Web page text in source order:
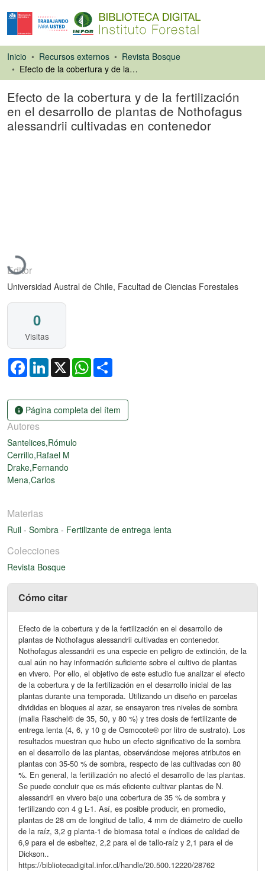
Inicio Recursos externos
Revista Bosque
Efecto de la cobertura y de la fertilización en el desarrollo de plantas de Nothofagus alessandrii cultivadas en contenedor
Efecto de la cobertura y de la fertilización
en el desarrollo de plantas de Nothofagus
alessandrii cultivadas en contenedor
Cargando...
Editor
Universidad Austral de Chile, Facultad de Ciencias Forestales
0
Visitas
FacebookLinkedIn
X WhatsApp
Página completa del ítem
Autores
Santelices,Rómulo
Cerrillo,Rafael M
Drake,Fernando
Mena,Carlos
Materias
Ruil - Sombra - Fertilizante de entrega lenta
Colecciones
Revista Bosque
Cómo citar
Efecto de la cobertura y de la fertilización en el desarrollo de
plantas de Nothofagus alessandrii cultivadas en contenedor.
Nothofagus alessandrii es una especie en peligro de extinción, de la
cual aún no hay información suficiente sobre el cultivo de plantas
en vivero. Por ello, el objetivo de este estudio fue analizar el efecto
de la cobertura y de la fertilización en el desarrollo inicial de las
plantas durante una temporada. Utilizando un diseño en parcelas
divididas en bloques al azar, se ensayaron tres niveles de sombra
(malla Raschel® de 35, 50, y 80 %) y tres dosis de fertilizante de
entrega lenta (4, 6, y 10 g de Osmocote® por litro de sustrato). Los
resultados muestran que hubo un efecto significativo de la sombra
en el desarrollo de las plantas, observándose mejores atributos en
plantas con 35-50 % de sombra, respecto de las cultivadas con 80
%. En general, la fertilización no afectó el desarrollo de las plantas.
Se puede concluir que es más eficiente cultivar plantas de N.
alessandrii en vivero bajo una cobertura de 35 % de sombra y
fertilizando con 4 g L-1. Así, es posible producir, en promedio,
plantas de 28 cm de longitud de tallo, 4 mm de diámetro de cuello
de la raíz, 3,2 g planta-1 de biomasa total e índices de calidad de
6,9 para el de esbeltez, 2,2 para el de tallo-raíz y 2,1 para el de
Dickson..
https://bibliotecadigital.infor.cl/handle/20.500.12220/28762